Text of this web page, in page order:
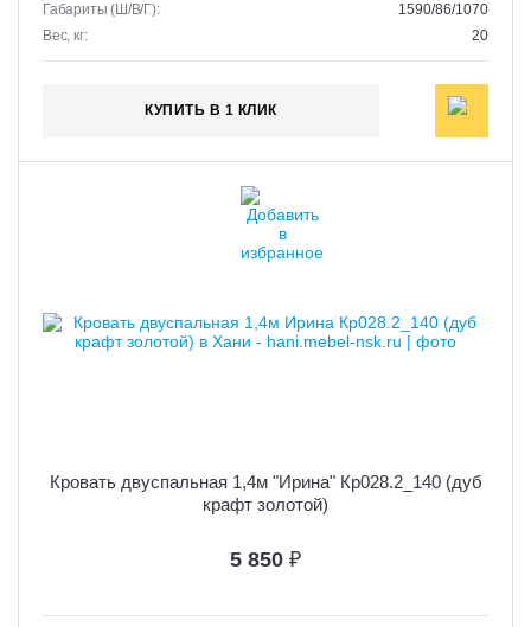
Габариты (Ш/В/Г):
1590/86/1070
Вес, кг:
20
КУПИТЬ В 1 КЛИК
Кровать двуспальная 1,4м "Ирина" Кр028.2_140 (дуб
крафт золотой)
5 850 ₽